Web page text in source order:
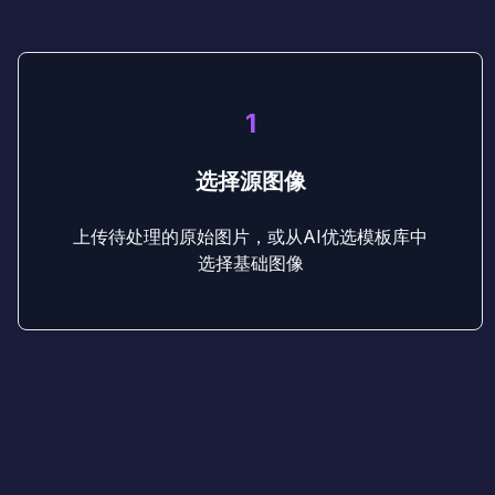
1
选择源图像
上传待处理的原始图片，或从AI优选模板库中
选择基础图像